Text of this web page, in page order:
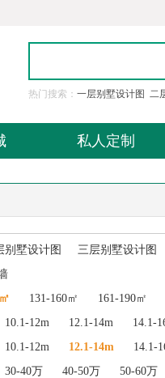
热门搜索： 一层别墅设计图 二
私人定制
别墅设计图 三层别墅设计图
131-160㎡ 161-190㎡
10.1-12m 12.1-14m 14.1-
10.1-12m 12.1-14m 14.1-
30-40万 40-50万 50-60万